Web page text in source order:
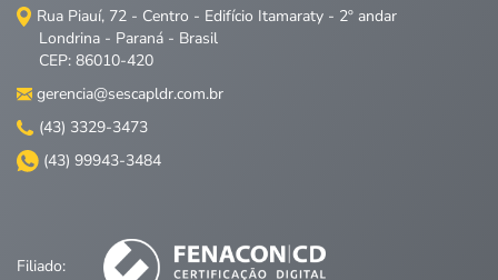
Rua Piauí, 72 - Centro - Edifício Itamaraty - 2º andar
Londrina - Paraná - Brasil
CEP: 86010-420
gerencia@sescapldr.com.br
(43) 3329-3473
(43) 99943-3484
Filiado: